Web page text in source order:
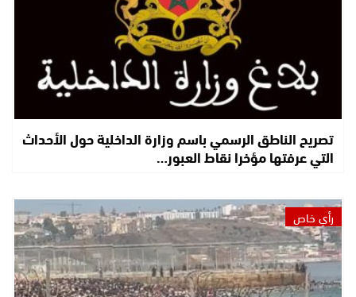
تصريح الناطق الرسمي باسم وزارة الداخلية حول الأحداث
التي عرفتها مؤخرا نقاط العبور…
رأي خاص